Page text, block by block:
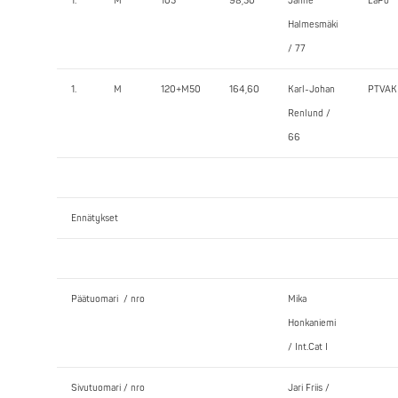
Halmesmäki
/ 77
1. M 120+M50 164,60 Karl-Johan
Renlund /
66
PTVAK
Ennätykset
Päätuomari / nro Mika
Honkaniemi
/ Int.Cat I
Sivutuomari / nro Jari Friis /